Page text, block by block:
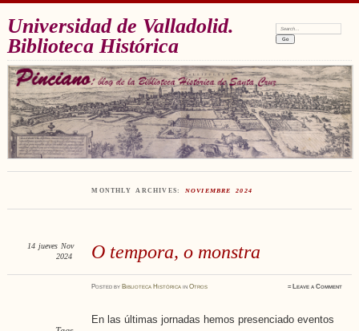
Universidad de Valladolid.
Biblioteca Histórica
Search:
MONTHLY ARCHIVES: NOVIEMBRE 2024
O tempora, o monstra
14 jueves Nov
2024
Postedby Biblioteca Histórica inOtros ≈ Leave a Comment
En las últimas jornadas hemos presenciado eventos